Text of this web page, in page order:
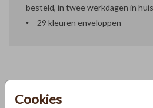
Cookies
besteld, in twee werkdagen in huis
29 kleuren enveloppen